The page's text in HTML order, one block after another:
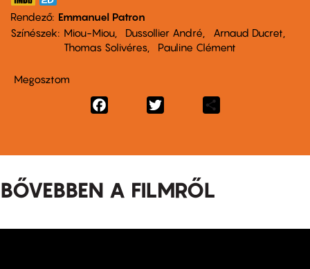
Rendező Emmanuel Patron
Színészek
Miou-Miou Dussollier André
Arnaud Ducret
Thomas Solivéres
Pauline Clément
Megosztom
Facebook
BŐVEBBEN A FILMRŐL